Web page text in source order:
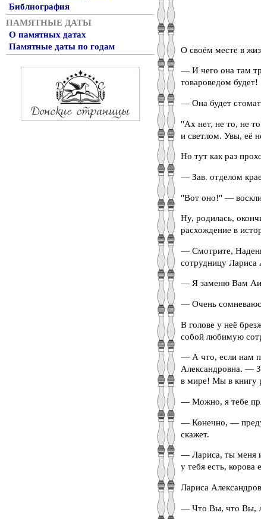
Библиография
ПАМЯТНЫЕ ДАТЫ
О памятных датах
Памятные даты по годам
О своём месте в
— И чего она там
товароведом будет!
— Она будет
"Ах нет, не то, не
и светлом. Увы, её
Но тут как раз
— Зав. отделом
"Вот оно!" —
Ну, родилась,
расхождение в
— Смотрите,
сотрудницу Лариса
— Я заменю Вам
— Очень
В голове у неё
собой любимую
— А что, если нам
Александровна. —
в мире! Мы в книгу
— Можно, я тебе
— Конечно, —
скажет.
— Лариса, ты меня
у тебя есть,
Лариса
— Что Вы, что Вы,